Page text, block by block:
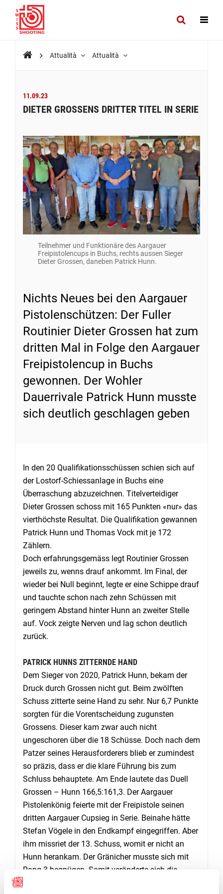
Attualità Attualità
11.09.23
DIETER GROSSENS DRITTER TITEL IN SERIE
Teilnehmer und Funktionäre des Aargauer
Freipistolencups in Buchs, rechts aussen Sieger
Dieter Grossen, daneben Patrick Hunn.
Nichts Neues bei den Aargauer
Pistolenschützen: Der Fuller
Routinier Dieter Grossen hat zum
dritten Mal in Folge den Aargauer
Freipistolencup in Buchs
gewonnen. Der Wohler
Dauerrivale Patrick Hunn musste
sich deutlich geschlagen geben
In den 20 Qualifikationsschüssen schien sich auf
der Lostorf-Schiessanlage in Buchs eine
Überraschung abzuzeichnen. Titelverteidiger
Dieter Grossen schoss mit 165 Punkten «nur» das
vierthöchste Resultat. Die Qualifikation gewannen
Patrick Hunn und Thomas Vock mit je 172
Zählern.
Doch erfahrungsgemäss legt Routinier Grossen
jeweils zu, wenns drauf ankommt. Im Final, der
wieder bei Null beginnt, legte er eine Schippe drauf
und tauchte schon nach zehn Schüssen mit
geringem Abstand hinter Hunn an zweiter Stelle
auf. Vock zeigte Nerven und lag schon deutlich
zurück.
PATRICK HUNNS ZITTERNDE HAND
Dem Sieger von 2020, Patrick Hunn, bekam der
Druck durch Grossen nicht gut. Beim zwölften
Schuss zitterte seine Hand zu sehr. Nur 6,7 Punkte
sorgten für die Vorentscheidung zugunsten
Grossens. Dieser kam zwar auch nicht
ungeschoren über die 18 Schüsse. Doch nach dem
Patzer seines Herausforderers blieb er zumindest
so präzis, dass er die klare Führung bis zum
Schluss behauptete. Am Ende lautete das Duell
Grossen – Hunn 166,5:161,3. Der Aargauer
Pistolenkönig feierte mit der Freipistole seinen
dritten Aargauer Cupsieg in Serie. Beinahe hätte
Stefan Vögele in den Endkampf eingegriffen. Aber
ihm missriet der 13. Schuss, womit er nicht an
Hunn herankam. Der Gränicher musste sich mit
Rang 3 begnügen. Somit veränderte sich die